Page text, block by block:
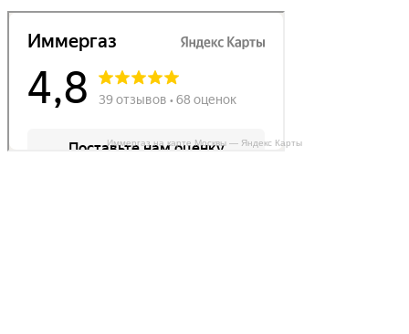
Иммергаз на карте Москвы — Яндекс Карты